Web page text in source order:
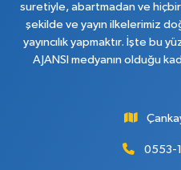
suretiyle, abartmadan ve hiçbir
şekilde ve yayın ilkelerimiz
yayıncılık yapmaktır. İşte bu
AJANSI medyanın olduğu
0553-